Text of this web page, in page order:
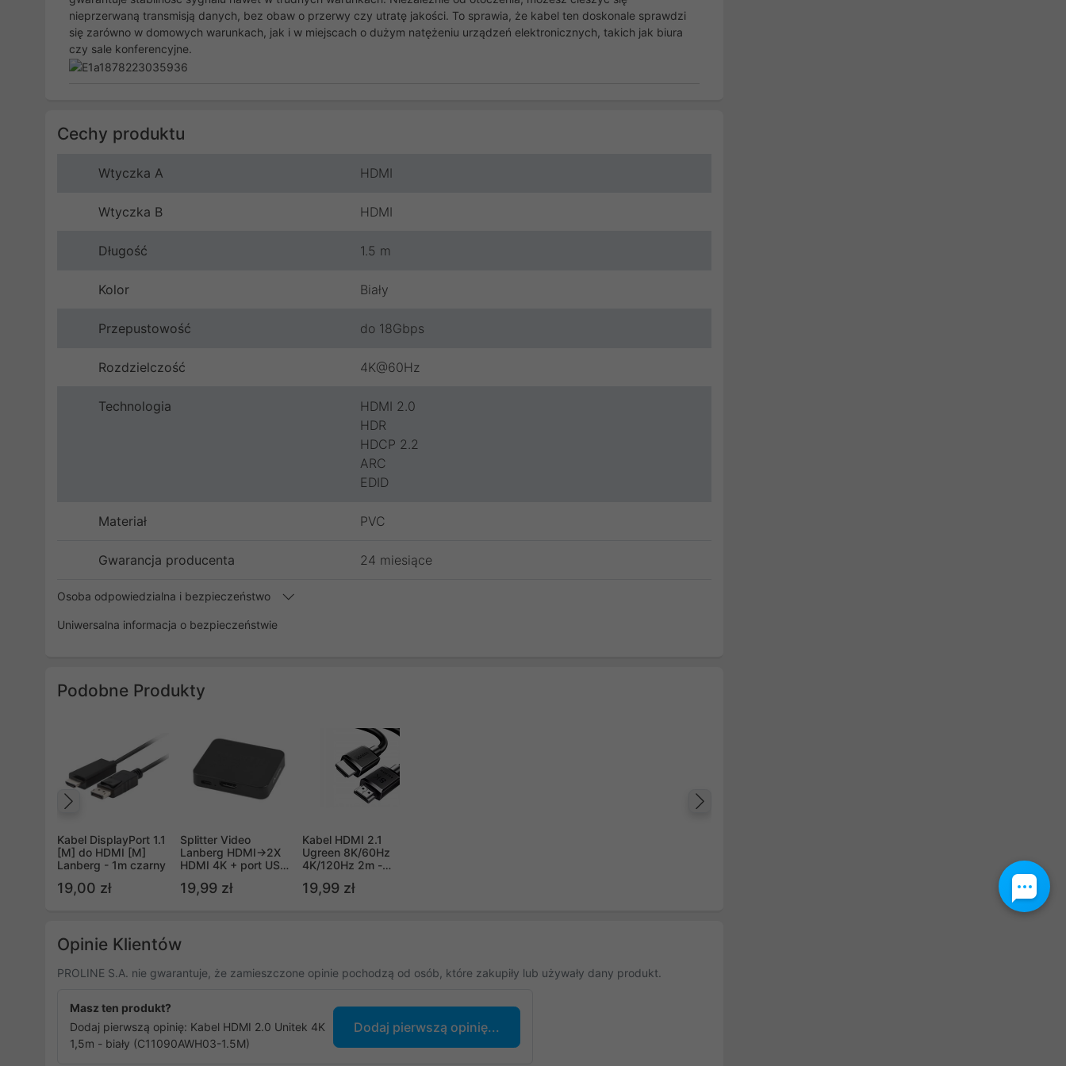
nieprzerwaną transmisją danych, bez obaw o przerwy czy utratę jakości. To sprawia, że kabel ten doskonale sprawdzi
się zarówno w domowych warunkach, jak i w miejscach o dużym natężeniu urządzeń elektronicznych, takich jak biura
czy sale konferencyjne.
Cechy produktu
Wtyczka A HDMI
Wtyczka B HDMI
Długość 1.5 m
Kolor Biały
Przepustowość do 18Gbps
Rozdzielczość 4K@60Hz
Technologia
HDMI 2.0
HDR
HDCP 2.2
ARC
EDID
Materiał PVC
Gwarancja producenta 24 miesiące
Osoba odpowiedzialna i bezpieczeństwo
Uniwersalna informacja o bezpieczeństwie
Podobne Produkty
Kabel DisplayPort 1.1
[M] do HDMI [M]
Lanberg - 1m czarny
19,00 zł
Splitter Video
Lanberg HDMI->2X
HDMI 4K + port USB-
19,99 zł
Kabel HDMI 2.1
Ugreen 8K/60Hz
4K/120Hz 2m -
19,99 zł
Opinie Klientów
PROLINE S.A. nie gwarantuje, że zamieszczone opinie pochodzą od osób, które zakupiły lub używały dany produkt.
Masz ten produkt?
Dodaj pierwszą opinię: Kabel HDMI 2.0 Unitek 4K
1,5m - biały (C11090AWH03-1.5M)
Dodaj pierwszą opinię...